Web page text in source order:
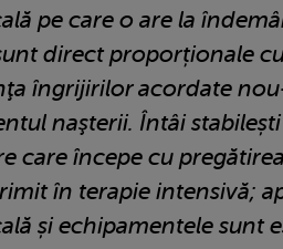
pe care o are la
direct proporționale
îngrijirilor acordate
naşterii. Întâi
care începe cu
în terapie intensivă;
și echipamentele sunt